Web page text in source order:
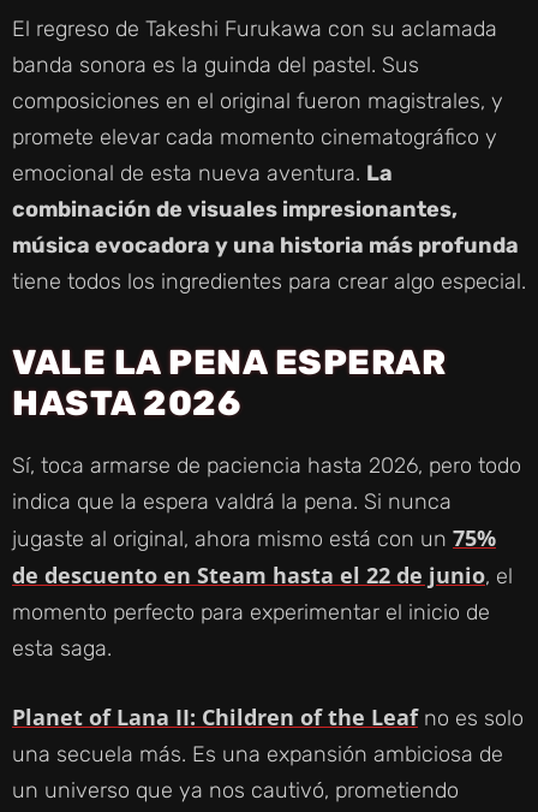
El regreso de Takeshi Furukawa con su aclamada
banda sonora es la guinda del pastel. Sus
composiciones en el original fueron magistrales, y
promete elevar cada momento cinematográfico y
emocional de esta nueva aventura. La
combinación de visuales impresionantes,
música evocadora y una historia más profunda
tiene todos los ingredientes para crear algo especial.
VALE LA PENA ESPERAR
HASTA 2026
Sí, toca armarse de paciencia hasta 2026, pero todo
indica que la espera valdrá la pena. Si nunca
jugaste al original, ahora mismo está con un 75%
de descuento en Steam hasta el 22 de junio, el
momento perfecto para experimentar el inicio de
esta saga.
Planet of Lana II: Children of the Leafno es solo
una secuela más. Es una expansión ambiciosa de
un universo que ya nos cautivó, prometiendo